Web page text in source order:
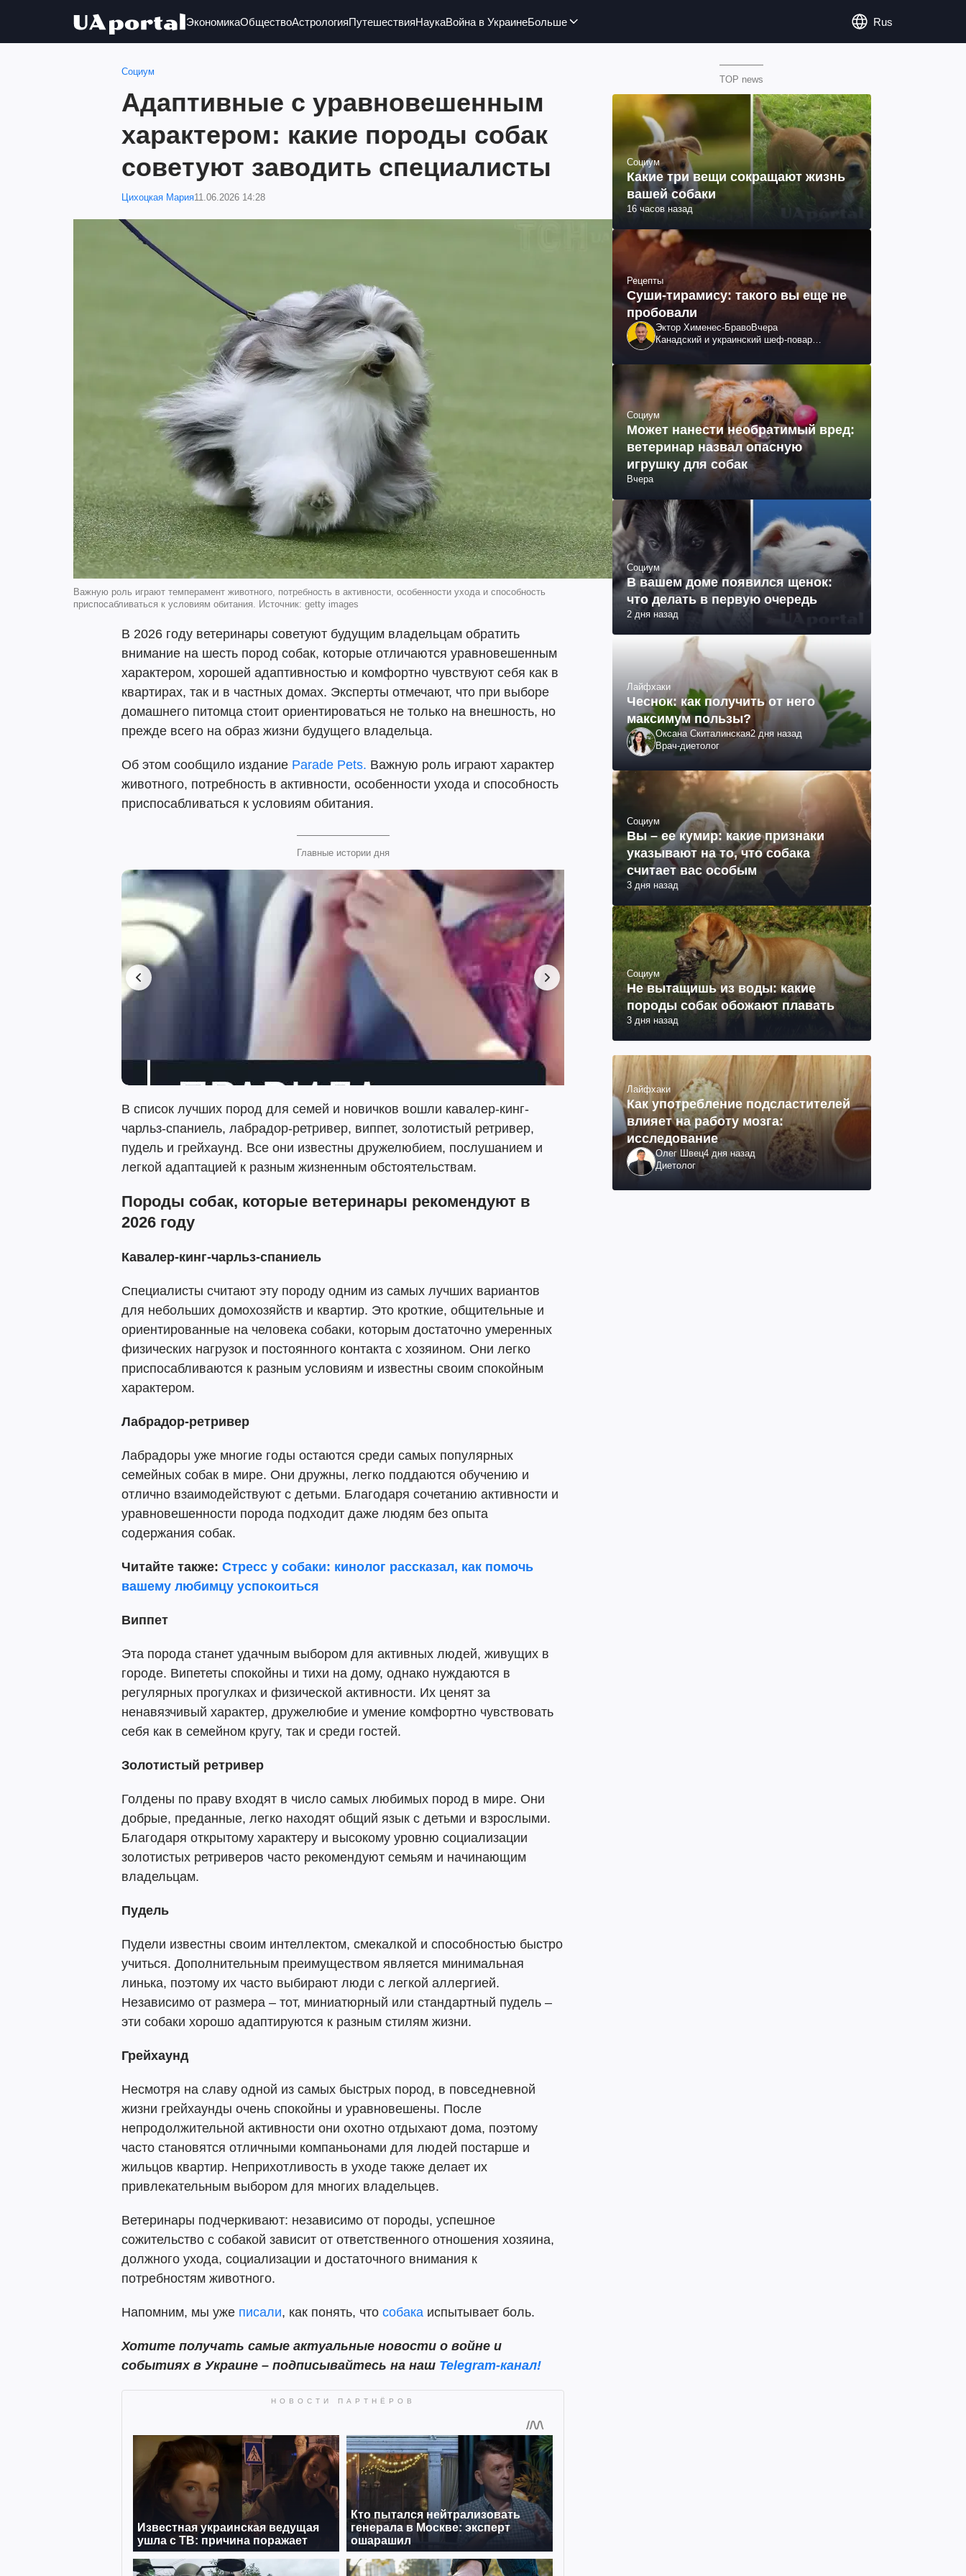
ЭкономикаОбществоАстрологияПутешествияНаукаВойна в УкраинеБольше Rus
Социум
Адаптивные с уравновешенным
характером: какие породы собак
советуют заводить специалисты
Цихоцкая Мария11.06.2026 14:28
Важную роль играют темперамент животного, потребность в активности, особенности ухода и способность
приспосабливаться к условиям обитания. Источник: getty images
В 2026 году ветеринары советуют будущим владельцам обратить
внимание на шесть пород собак, которые отличаются уравновешенным
характером, хорошей адаптивностью и комфортно чувствуют себя как в
квартирах, так и в частных домах. Эксперты отмечают, что при выборе
домашнего питомца стоит ориентироваться не только на внешность, но
прежде всего на образ жизни будущего владельца.
Об этом сообщило издание Parade Pets. Важную роль играют характер
животного, потребность в активности, особенности ухода и способность
приспосабливаться к условиям обитания.
Главные истории дня
В список лучших пород для семей и новичков вошли кавалер-кинг-
чарльз-спаниель, лабрадор-ретривер, виппет, золотистый ретривер,
пудель и грейхаунд. Все они известны дружелюбием, послушанием и
легкой адаптацией к разным жизненным обстоятельствам.
Породы собак, которые ветеринары рекомендуют в
2026 году
Кавалер-кинг-чарльз-спаниель
Специалисты считают эту породу одним из самых лучших вариантов
для небольших домохозяйств и квартир. Это кроткие, общительные и
ориентированные на человека собаки, которым достаточно умеренных
физических нагрузок и постоянного контакта с хозяином. Они легко
приспосабливаются к разным условиям и известны своим спокойным
характером.
Лабрадор-ретривер
Лабрадоры уже многие годы остаются среди самых популярных
семейных собак в мире. Они дружны, легко поддаются обучению и
отлично взаимодействуют с детьми. Благодаря сочетанию активности и
уравновешенности порода подходит даже людям без опыта
содержания собак.
Читайте также: Стресс у собаки: кинолог рассказал, как помочь
вашему любимцу успокоиться
Виппет
Эта порода станет удачным выбором для активных людей, живущих в
городе. Випететы спокойны и тихи на дому, однако нуждаются в
регулярных прогулках и физической активности. Их ценят за
ненавязчивый характер, дружелюбие и умение комфортно чувствовать
себя как в семейном кругу, так и среди гостей.
Золотистый ретривер
Голдены по праву входят в число самых любимых пород в мире. Они
добрые, преданные, легко находят общий язык с детьми и взрослыми.
Благодаря открытому характеру и высокому уровню социализации
золотистых ретриверов часто рекомендуют семьям и начинающим
владельцам.
Пудель
Пудели известны своим интеллектом, смекалкой и способностью быстро
учиться. Дополнительным преимуществом является минимальная
линька, поэтому их часто выбирают люди с легкой аллергией.
Независимо от размера – тот, миниатюрный или стандартный пудель –
эти собаки хорошо адаптируются к разным стилям жизни.
Грейхаунд
Несмотря на славу одной из самых быстрых пород, в повседневной
жизни грейхаунды очень спокойны и уравновешены. После
непродолжительной активности они охотно отдыхают дома, поэтому
часто становятся отличными компаньонами для людей постарше и
жильцов квартир. Неприхотливость в уходе также делает их
привлекательным выбором для многих владельцев.
Ветеринары подчеркивают: независимо от породы, успешное
сожительство с собакой зависит от ответственного отношения хозяина,
должного ухода, социализации и достаточного внимания к
потребностям животного.
Напомним, мы уже писали, как понять, что собака испытывает боль.
Хотите получать самые актуальные новости о войне и
событиях в Украине – подписывайтесь на наш Telegram-канал!
TOP news
Социум
Какие три вещи сокращают жизнь
вашей собаки
16 часов назад
Рецепты
Суши-тирамису: такого вы еще не
пробовали
Эктор Хименес-БравоВчера
Канадский и украинский шеф-повар
телеведущий
Социум
Может нанести необратимый вред:
ветеринар назвал опасную
игрушку для собак
Вчера
Социум
В вашем доме появился щенок:
что делать в первую очередь
2 дня назад
Лайфхаки
Чеснок: как получить от него
максимум пользы?
Оксана Скиталинская2 дня назад
Врач-диетолог
Социум
Вы – ее кумир: какие признаки
указывают на то, что собака
считает вас особым
3 дня назад
Социум
Не вытащишь из воды: какие
породы собак обожают плавать
3 дня назад
Лайфхаки
Как употребление подсластителей
влияет на работу мозга:
исследование
Олег Швец4 дня назад
Диетолог